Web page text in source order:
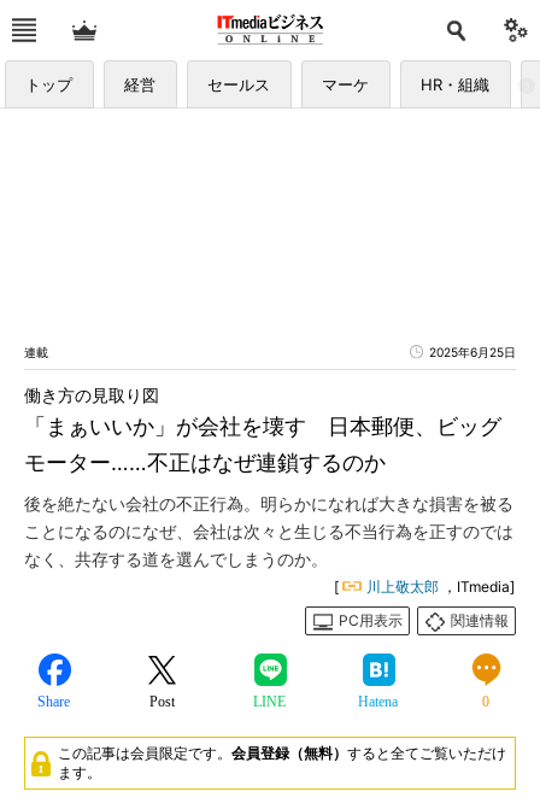
トップ 経営 セールス マーケ HR・組織
連載 2025年6月25日
「まぁいいか」が会社を壊す 日本郵便、ビッグ
モーター……不正はなぜ連鎖するのか
働き方の見取り図
後を絶たない会社の不正行為。明らかになれば大きな損害を被る
ことになるのになぜ、会社は次々と生じる不当行為を正すのでは
なく、共存する道を選んでしまうのか。
[ 川上敬太郎 ，ITmedia]
PC用表示
関連情報
Share Post LINE Hatena 0
この記事は会員限定です。 会員登録（無料） すると全てご覧いただけ
ます。